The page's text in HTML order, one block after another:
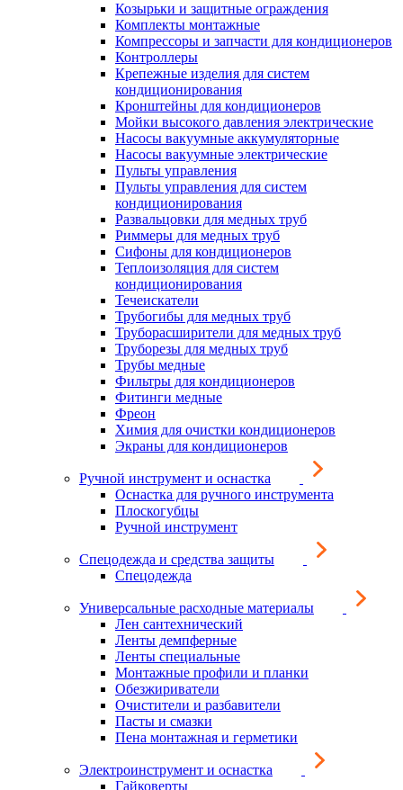
Козырьки и защитные ограждения
Комплекты монтажные
Компрессоры и запчасти для кондиционеров
Контроллеры
Крепежные изделия для систем
кондиционирования
Кронштейны для кондиционеров
Мойки высокого давления электрические
Насосы вакуумные аккумуляторные
Насосы вакуумные электрические
Пульты управления
Пульты управления для систем
кондиционирования
Развальцовки для медных труб
Риммеры для медных труб
Сифоны для кондиционеров
Теплоизоляция для систем
кондиционирования
Течеискатели
Трубогибы для медных труб
Труборасширители для медных труб
Труборезы для медных труб
Трубы медные
Фильтры для кондиционеров
Фитинги медные
Фреон
Химия для очистки кондиционеров
Экраны для кондиционеров
Ручной инструмент и оснастка
Оснастка для ручного инструмента
Плоскогубцы
Ручной инструмент
Спецодежда и средства защиты
Спецодежда
Универсальные расходные материалы
Лен сантехнический
Ленты демпферные
Ленты специальные
Монтажные профили и планки
Обезжириватели
Очистители и разбавители
Пасты и смазки
Пена монтажная и герметики
Электроинструмент и оснастка
Гайковерты